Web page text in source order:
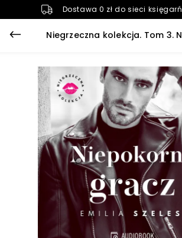
Dostawa 0 zł do sieci księgarń